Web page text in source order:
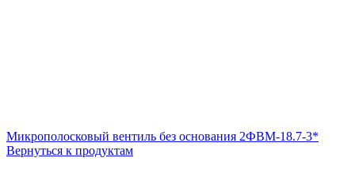
Микрополосковый вентиль без основания 2ФВМ-18.7-3*
Вернуться к продуктам